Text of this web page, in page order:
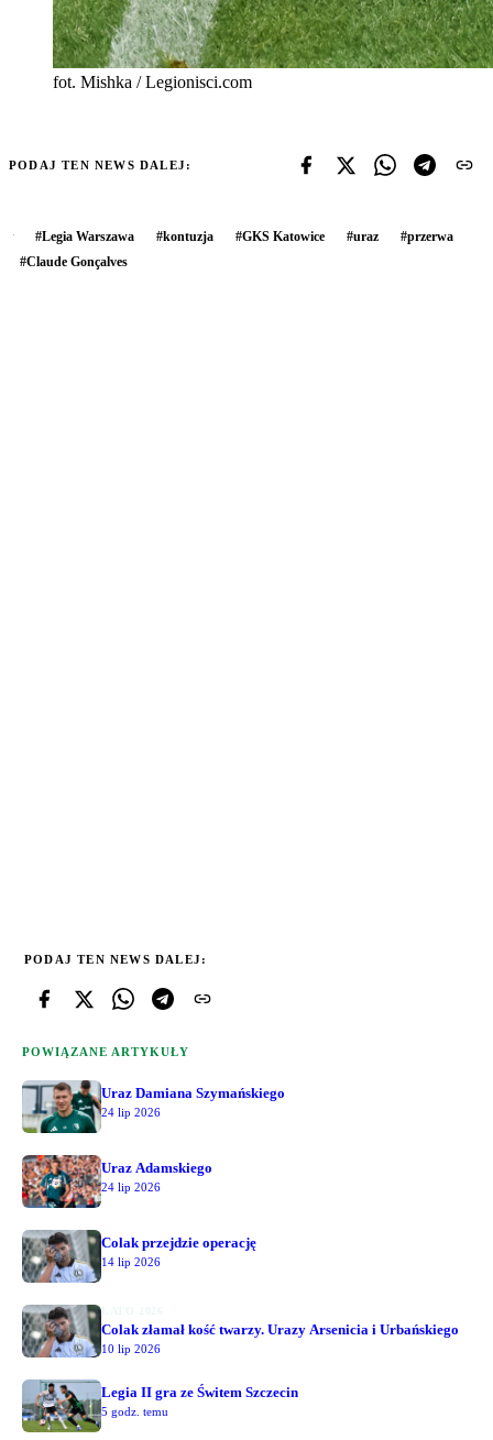
fot. Mishka / Legionisci.com
PODAJ TEN NEWS DALEJ:
#Legia Warszawa #kontuzja #GKS Katowice #uraz #przerwa
#Claude Gonçalves
PODAJ TEN NEWS DALEJ:
POWIĄZANE ARTYKUŁY
Uraz Damiana Szymańskiego
24 lip 2026
Uraz Adamskiego
24 lip 2026
Colak przejdzie operację
14 lip 2026
Colak złamał kość twarzy. Urazy Arsenicia i Urbańskiego
10 lip 2026
Legia II gra ze Świtem Szczecin
5 godz. temu